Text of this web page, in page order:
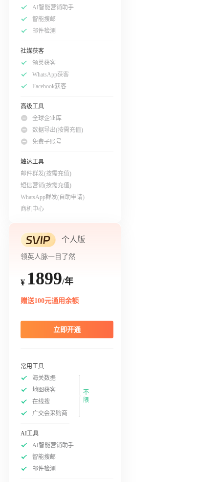
AI智能营销助手
智能搜邮
邮件检测
社媒获客
领英获客
WhatsApp获客
Facebook获客
高级工具
全球企业库
数据导出(按需充值)
免费子账号
触达工具
邮件群发(按需充值)
短信营销(按需充值)
WhatsApp群发(自助申请)
商机中心
个人版
领英人脉一目了然
¥ 1899/年
赠送100元通用余额
立即开通
常用工具
海关数据
地图获客
在线搜
广交会采购商
不
限
AI工具
AI智能营销助手
智能搜邮
邮件检测